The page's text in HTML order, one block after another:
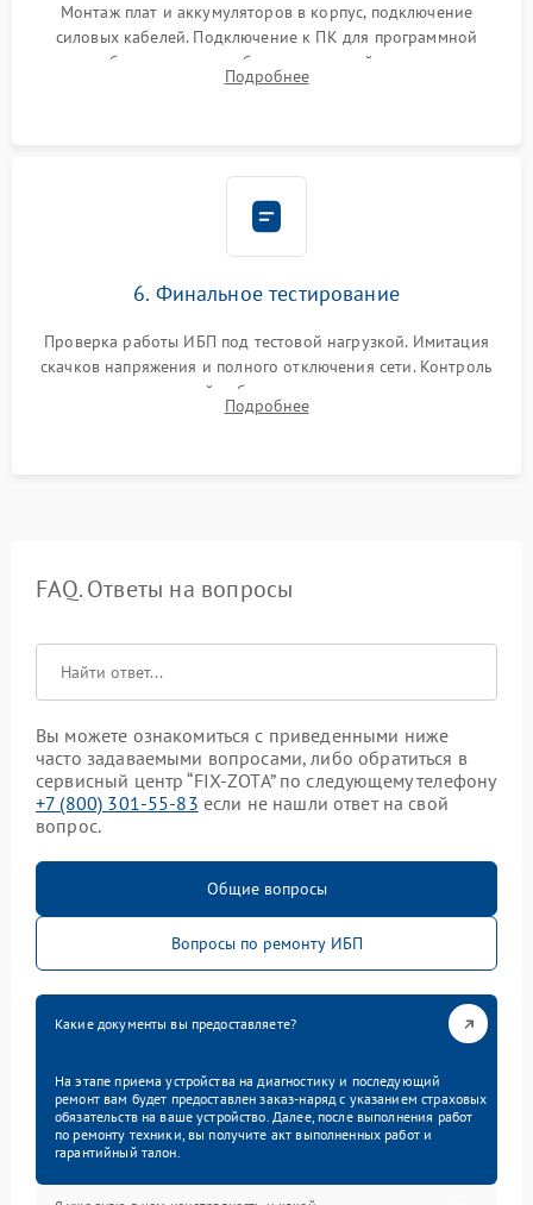
Монтаж плат и аккумуляторов в корпус, подключение
силовых кабелей. Подключение к ПК для программной
калибровки констант батареи, настройки порогов
срабатывания AVR и сброса счетчиков старения АКБ.
Подробнее
6. Финальное тестирование
Проверка работы ИБП под тестовой нагрузкой. Имитация
скачков напряжения и полного отключения сети. Контроль
времени автономной работы, температурного режима и
корректности формы выходного сигнала.
Подробнее
FAQ. Ответы на вопросы
Вы можете ознакомиться с приведенными ниже
часто задаваемыми вопросами, либо обратиться в
сервисный центр “FIX-ZOTA” по следующему телефону
+7 (800) 301-55-83 если не нашли ответ на свой
вопрос.
Общие вопросы
Вопросы по ремонту ИБП
Какие документы вы предоставляете?
На этапе приема устройства на диагностику и последующий
ремонт вам будет предоставлен заказ-наряд с указанием страховых
обязательств на ваше устройство. Далее, после выполнения работ
по ремонту техники, вы получите акт выполненных работ и
гарантийный талон.